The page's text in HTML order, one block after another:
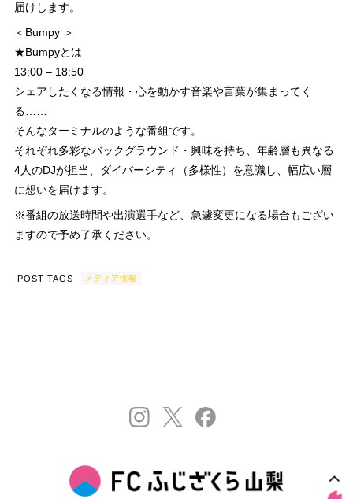
届けします。
＜Bumpy ＞
★Bumpyとは
13:00 – 18:50
シェアしたくなる情報・心を動かす音楽や言葉が集まってく
る……
そんなターミナルのような番組です。
それぞれ多彩なバックグラウンド・興味を持ち、年齢層も異なる
4人のDJが担当、ダイバーシティ（多様性）を意識し、幅広い層
に想いを届けます。
※番組の放送時間や出演選手など、急遽変更になる場合もござい
ますので予め了承ください。
POST TAGS メディア情報